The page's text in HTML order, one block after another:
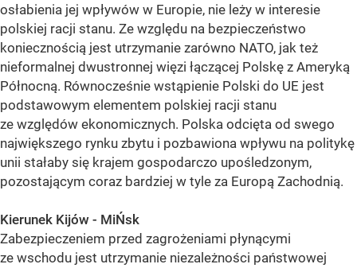
osłabienia jej wpływów w Europie, nie leży w interesie
polskiej racji stanu. Ze względu na bezpieczeństwo
koniecznością jest utrzymanie zarówno NATO, jak też
nieformalnej dwustronnej więzi łączącej Polskę z Ameryką
Północną. Równocześnie wstąpienie Polski do UE jest
podstawowym elementem polskiej racji stanu
ze względów ekonomicznych. Polska odcięta od swego
największego rynku zbytu i pozbawiona wpływu na politykę
unii stałaby się krajem gospodarczo upośledzonym,
pozostającym coraz bardziej w tyle za Europą Zachodnią.
Kierunek Kijów - MiŃsk
Zabezpieczeniem przed zagrożeniami płynącymi
ze wschodu jest utrzymanie niezależności państwowej